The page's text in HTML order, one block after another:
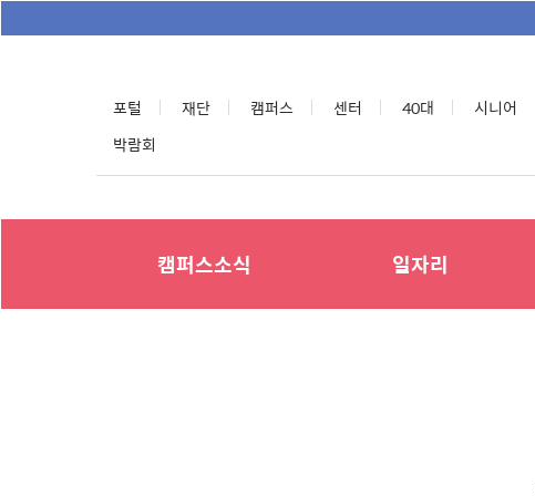
포털 재단 캠퍼스 센터 40대
시니어
박람회
캠퍼스소식 일자리